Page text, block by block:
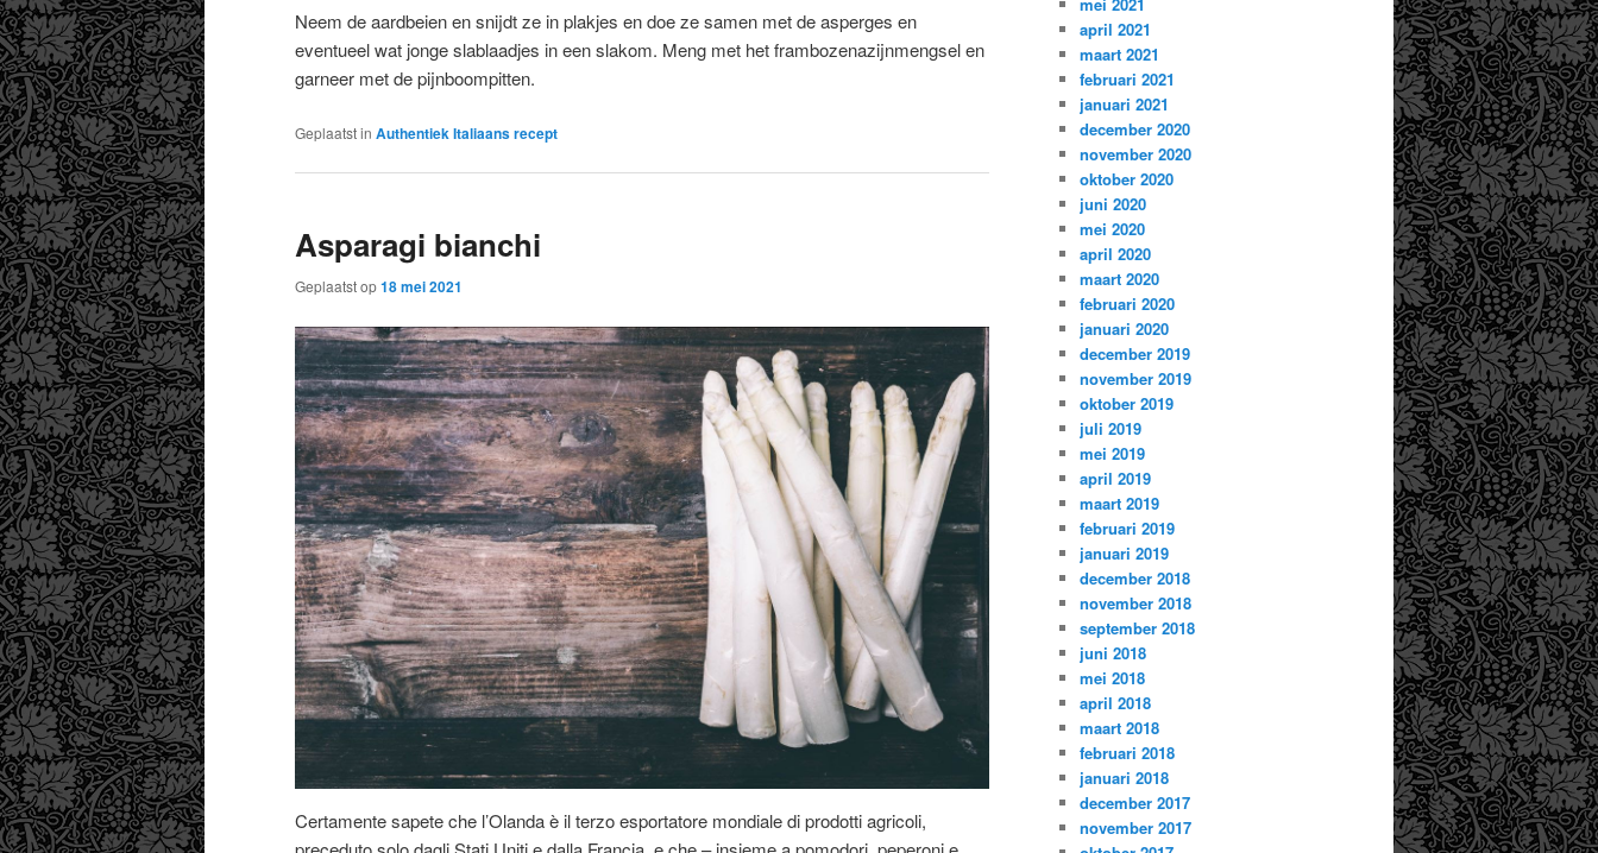
Neem de aardbeien en snijdt ze in plakjes en doe ze samen met de asperges en
eventueel wat jonge slablaadjes in een slakom. Meng met het frambozenazijnmengsel en
garneer met de pijnboompitten.
Geplaatst in Authentiek Italiaans recept
Asparagi bianchi
Geplaatst op18 mei 2021
Certamente sapete che l’Olanda è il terzo esportatore mondiale di prodotti agricoli,
april 2021
maart 2021
februari 2021
januari 2021
december 2020
november 2020
oktober 2020
juni 2020
mei 2020
april 2020
maart 2020
februari 2020
januari 2020
december 2019
november 2019
oktober 2019
juli 2019
mei 2019
april 2019
maart 2019
februari 2019
januari 2019
december 2018
november 2018
september 2018
juni 2018
mei 2018
april 2018
maart 2018
februari 2018
januari 2018
december 2017
november 2017